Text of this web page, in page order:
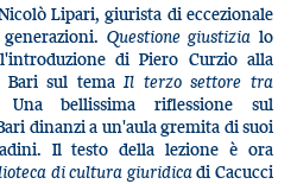
Lipari, giurista di eccezionale
Questione giustizia lo
di Piero Curzio alla
Bari sul temaIl terzo settore tra
Una bellissima riflessione sul
dinanzi a un'aula gremita di suoi
Il testo della lezione è ora
di cultura giuridicadi Cacucci